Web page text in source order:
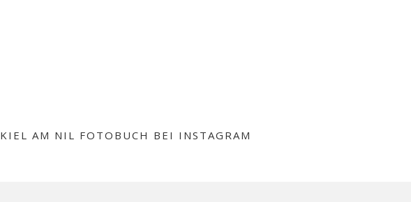
KIEL AM NIL FOTOBUCH BEI INSTAGRAM